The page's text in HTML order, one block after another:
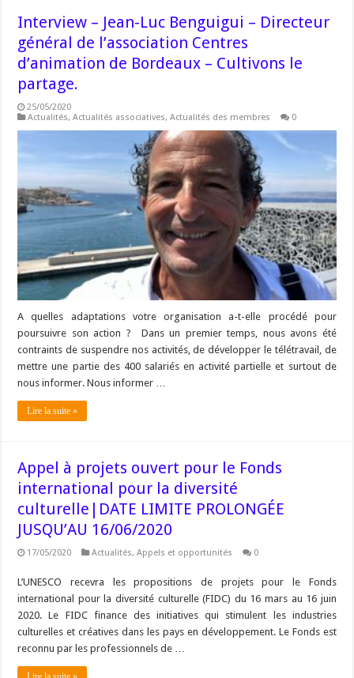
Interview – Jean-Luc Benguigui – Directeur
général de l’association Centres
d’animation de Bordeaux – Cultivons le
partage.
25/05/2020
Actualités,Actualités associatives,Actualités des membres 0
A quelles adaptations votre organisation a-t-elle procédé pour
poursuivre son action ? Dans un premier temps, nous avons été
contraints de suspendre nos activités, de développer le télétravail, de
mettre une partie des 400 salariés en activité partielle et surtout de
nous informer. Nous informer …
Lire la suite »
Appel à projets ouvert pour le Fonds
international pour la diversité
culturelle|DATE LIMITE PROLONGÉE
JUSQU’AU 16/06/2020
17/05/2020 Actualités,Appels et opportunités 0
L’UNESCO recevra les propositions de projets pour le Fonds
international pour la diversité culturelle (FIDC) du 16 mars au 16 juin
2020. Le FIDC finance des initiatives qui stimulent les industries
culturelles et créatives dans les pays en développement. Le Fonds est
reconnu par les professionnels de …